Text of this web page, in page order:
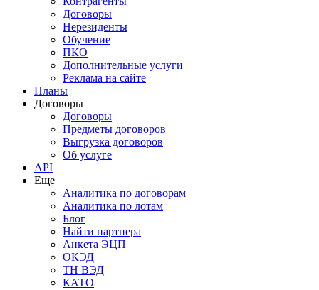
Договоры
Нерезиденты
Обучение
ПКО
Дополнительные услуги
Реклама на сайте
Планы
Договоры
Договоры
Предметы договоров
Выгрузка договоров
Об услуге
API
Еще
Аналитика по договорам
Аналитика по лотам
Блог
Найти партнера
Анкета ЭЦП
ОКЭД
ТН ВЭД
КАТО